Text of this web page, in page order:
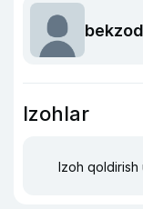
bekzod
Izohlar
Izoh qoldirish